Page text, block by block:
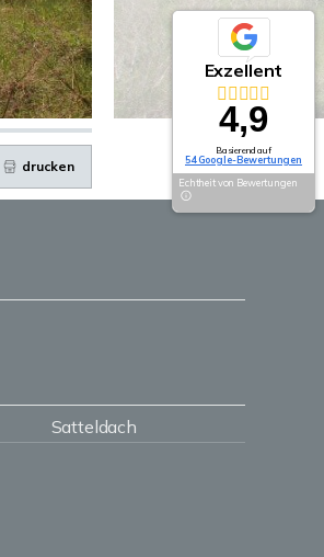
drucken
Satteldach
Exzellent
4,9
Basierend auf
54 Google-Bewertungen
Echtheit von Bewertungen